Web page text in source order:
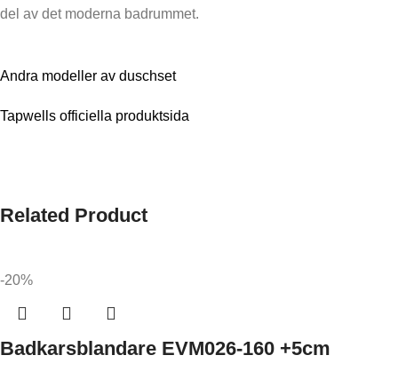
del av det moderna badrummet.
Andra modeller av duschset
Tapwells officiella produktsida
Related Product
-20%
Badkarsblandare EVM026-160 +5cm